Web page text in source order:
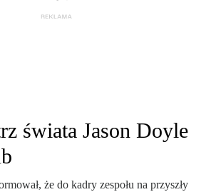
świata Jason Doyle
że do kadry zespołu na przyszły